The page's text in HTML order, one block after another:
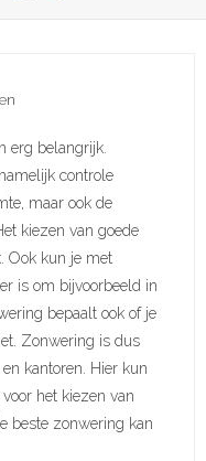
erg belangrijk.
controle
maar ook de
kiezen van goede
Ook kun je met
is om bijvoorbeeld in
bepaalt ook of je
Zonwering is dus
kantoren. Hier kun
het kiezen van
beste zonwering kan